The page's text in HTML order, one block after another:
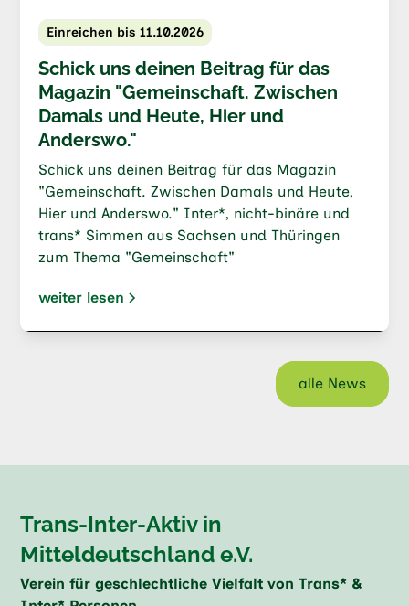
Einreichen bis 11.10.2026
Schick uns deinen Beitrag für das
Magazin "Gemeinschaft. Zwischen
Damals und Heute, Hier und
Anderswo."
Schick uns deinen Beitrag für das Magazin
"Gemeinschaft. Zwischen Damals und Heute,
Hier und Anderswo." Inter*, nicht-binäre und
trans* Simmen aus Sachsen und Thüringen
zum Thema "Gemeinschaft"
weiter lesen
alle News
Trans-Inter-Aktiv in
Mitteldeutschland e.V.
Verein für geschlechtliche Vielfalt von Trans* &